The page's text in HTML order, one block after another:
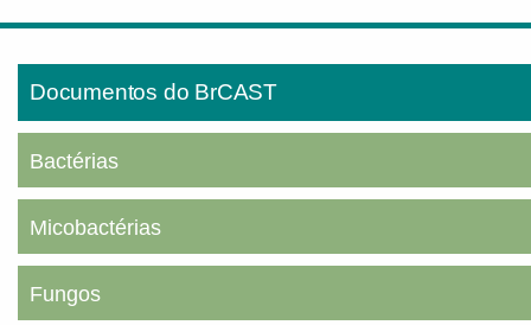
Documentos do BrCAST
Bactérias
Micobactérias
Fungos